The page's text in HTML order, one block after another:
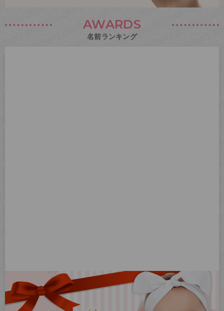
AWARDS
名前ランキング